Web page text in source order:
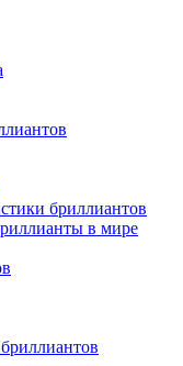
бриллиантов
в мире